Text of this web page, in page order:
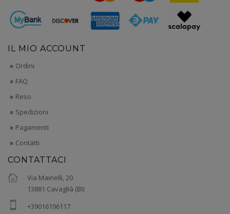
IL MIO ACCOUNT
Ordini
FAQ
Reso
Spedizioni
Pagamenti
Contatti
CONTATTACI
Via Mainelli, 20
13881 Cavaglià (BI)
+39016196117